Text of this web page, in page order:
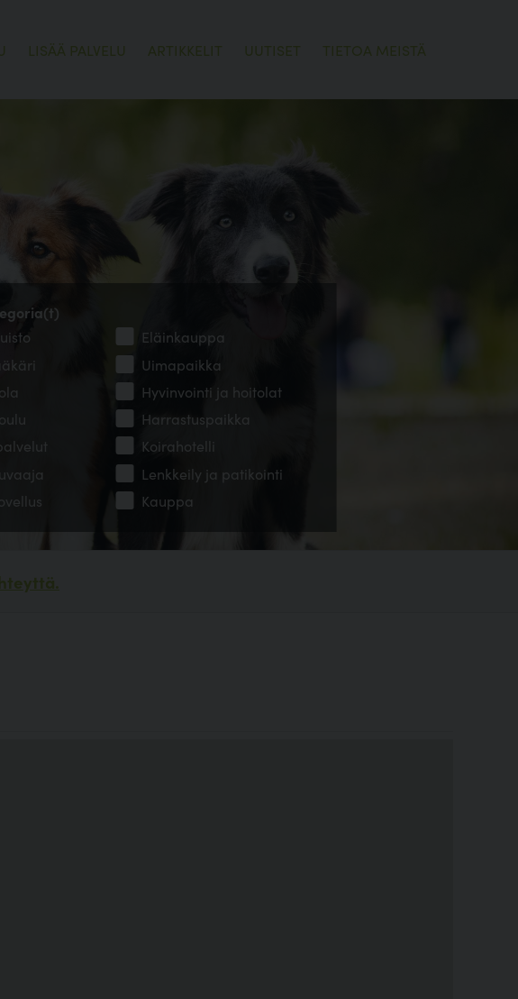
LISÄÄ PALVELU ARTIKKELIT UUTISET TIETOA MEISTÄ
Eläinkauppa
Uimapaikka
Hyvinvointi ja hoitolat
Harrastuspaikka
Koirahotelli
Lenkkeily ja patikointi
Kauppa